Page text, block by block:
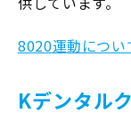
8020運動につい
Kデンタル